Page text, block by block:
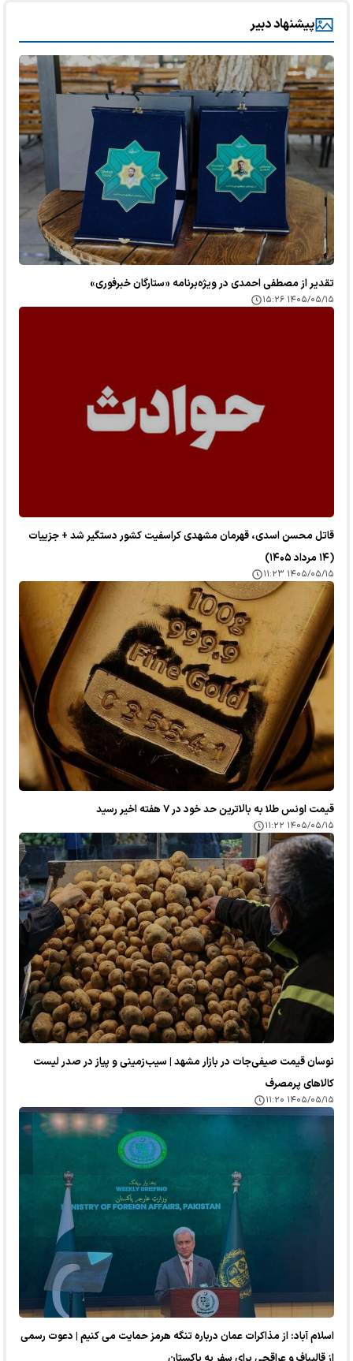
پیشنهاد دبیر
تقدیر از مصطفی احمدی در ویژه‌برنامه «ستارگان خبرفوری»
۱۴۰۵/۰۵/۱۵ ۱۵:۲۶
قاتل محسن اسدی، قهرمان مشهدی کراسفیت کشور دستگیر شد + جزییات
(۱۴ مرداد ۱۴۰۵)
۱۴۰۵/۰۵/۱۵ ۱۱:۲۳
قیمت اونس طلا به بالاترین حد خود در ۷ هفته اخیر رسید
۱۴۰۵/۰۵/۱۵ ۱۱:۲۲
نوسان قیمت صیفی‌جات در بازار مشهد | سیب‌زمینی و پیاز در صدر لیست
کالا‌های پرمصرف
۱۴۰۵/۰۵/۱۵ ۱۱:۲۰
اسلام آباد: از مذاکرات عمان درباره تنگه هرمز حمایت می کنیم | دعوت رسمی